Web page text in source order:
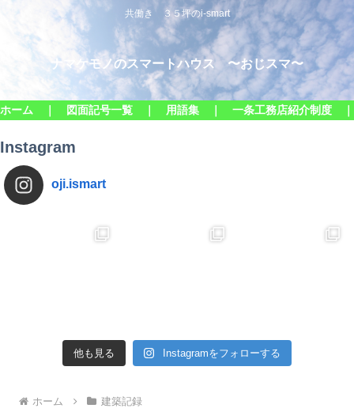
共働き ３５坪のi-smart
ナマケモノのスマートハウス 〜おじスマ〜
ホーム ｜ 図面記号一覧 ｜ 用語集 ｜ 一条工務店紹介制度
Instagram
oji.ismart
他も見る Instagramをフォローする
ホーム 建築記録